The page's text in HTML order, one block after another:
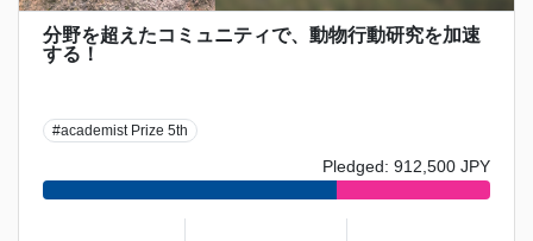
分野を超えたコミュニティで、動物行動研究を加速
する！
#academist Prize 5th
Pledged: 912,500 JPY